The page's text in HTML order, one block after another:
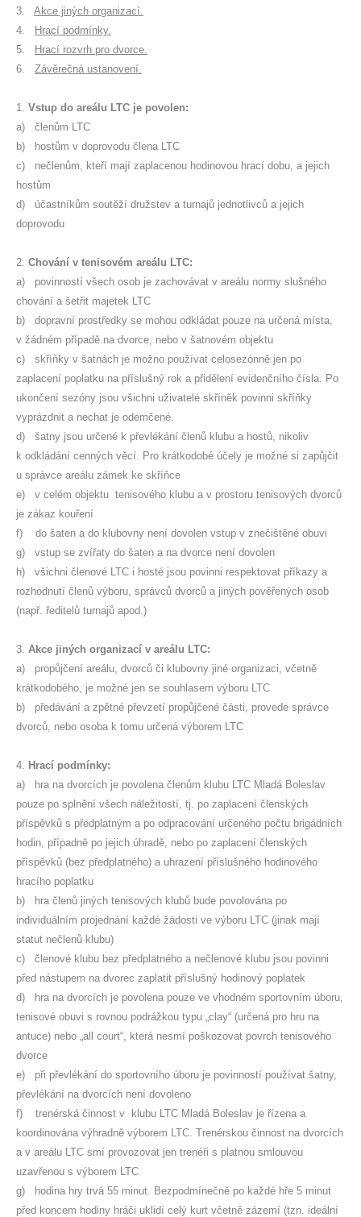
3. Akce jiných organizací.
4.
Hrací podmínky.
5.
Hrací rozvrh pro dvorce.
6. Závěrečná ustanovení.
1. Vstup do areálu LTC je povolen:
a) členům LTC
b) hostům v doprovodu člena LTC
c) nečlenům, kteří mají zaplacenou hodinovou hrací dobu, a jejich
hostům
d) účastníkům soutěží družstev a turnajů jednotlivců a jejich
doprovodu
2. Chování v tenisovém areálu LTC:
a) povinností všech osob je zachovávat v areálu normy slušného
chování a šetřit majetek LTC
b) dopravní prostředky se mohou odkládat pouze na určená místa,
v žádném případě na dvorce, nebo v šatnovém objektu
c) skříňky v šatnách je možno používat celosezónně jen po
zaplacení poplatku na příslušný rok a přidělení evidenčního čísla. Po
ukončení sezóny jsou všichni uživatelé skříněk povinni skříňky
vyprázdnit a nechat je odemčené.
d) šatny jsou určené k převlékání členů klubu a hostů, nikoliv
k odkládání cenných věcí. Pro krátkodobé účely je možné si zapůjčit
u správce areálu zámek ke skříňce
e) v celém objektu tenisového klubu a v prostoru tenisových dvorců
je zákaz kouření
f) do šaten a do klubovny není dovolen vstup v znečištěné obuvi
g) vstup se zvířaty do šaten a na dvorce není dovolen
h) všichni členové LTC i hosté jsou povinni respektovat příkazy a
rozhodnutí členů výboru, správců dvorců a jiných pověřených osob
(např. ředitelů turnajů apod.)
3. Akce jiných organizací v areálu LTC:
a) propůjčení areálu, dvorců či klubovny jiné organizaci, včetně
krátkodobého, je možné jen se souhlasem výboru LTC
b) předávání a zpětné převzetí propůjčené části, provede správce
dvorců, nebo osoba k tomu určená výborem LTC
4. Hrací podmínky:
a) hra na dvorcích je povolena členům klubu LTC Mladá Boleslav
pouze po splnění všech náležitostí, tj. po zaplacení členských
příspěvků s předplatným a po odpracování určeného počtu brigádních
hodin, případně po jejich úhradě, nebo po zaplacení členských
příspěvků (bez předplatného) a uhrazení příslušného hodinového
hracího poplatku
b) hra členů jiných tenisových klubů bude povolována po
individuálním projednání každé žádosti ve výboru LTC (jinak mají
statut nečlenů klubu)
c) členové klubu bez předplatného a nečlenové klubu jsou povinni
před nástupem na dvorec zaplatit příslušný hodinový poplatek
d) hra na dvorcích je povolena pouze ve vhodném sportovním úboru,
tenisové obuvi s rovnou podrážkou typu „clay“ (určená pro hru na
antuce) nebo „all court“, která nesmí poškozovat povrch tenisového
dvorce
e) při převlékání do sportovního úboru je povinností používat šatny,
převlékání na dvorcích není dovoleno
f) trenérská činnost v klubu LTC Mladá Boleslav je řízena a
koordinována výhradně výborem LTC. Trenérskou činnost na dvorcích
a v areálu LTC smí provozovat jen trenéři s platnou smlouvou
uzavřenou s výborem LTC
g) hodina hry trvá 55 minut. Bezpodmínečně po každé hře 5 minut
před koncem hodiny hráči uklidí celý kurt včetně zázemí (tzn. ideální